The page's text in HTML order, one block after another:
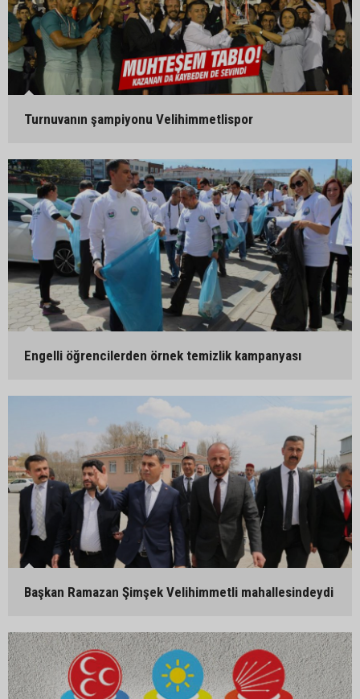
Turnuvanın şampiyonu Velihimmetlispor
Engelli öğrencilerden örnek temizlik kampanyası
Başkan Ramazan Şimşek Velihimmetli mahallesindeydi